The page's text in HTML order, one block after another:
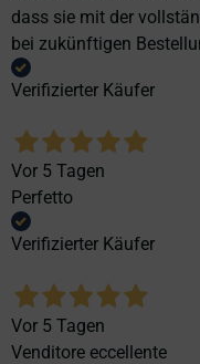
dass sie mit der
bei zukünftigen
Verifizierter Käufer
Vor 5 Tagen
Perfetto
Verifizierter Käufer
Vor 5 Tagen
Venditore eccellente